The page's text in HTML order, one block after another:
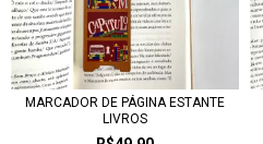
MARCADOR DE PÁGINA ESTANTE
LIVROS